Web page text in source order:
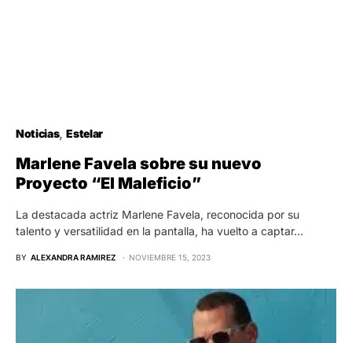
Noticias Estelar
Marlene Favela sobre su nuevo
Proyecto “El Maleficio”
La destacada actriz Marlene Favela, reconocida por su
talento y versatilidad en la pantalla, ha vuelto a captar…
BY ALEXANDRA RAMIREZ NOVIEMBRE 15, 2023